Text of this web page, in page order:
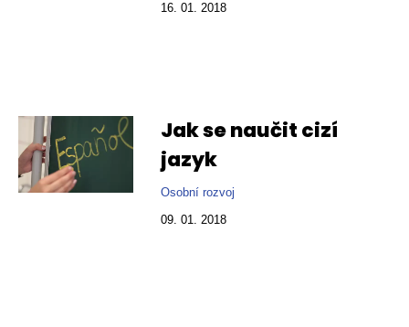
16. 01. 2018
Jak se naučit cizí
jazyk
Osobní rozvoj
09. 01. 2018